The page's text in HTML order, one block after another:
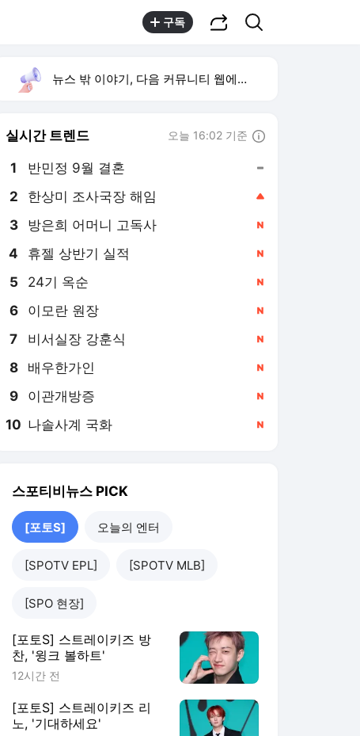
구독
뉴스 밖 이야기, 다음 커뮤니티 웹에서 보기
실시간 트렌드 오늘 16:02 기준
1 반민정 9월 결혼
2 한상미 조사국장 해임
4 휴젤 상반기 실적
5 24기 옥순
6 이모란 원장
7 비서실장 강훈식
8 배우한가인
9 이관개방증
10 나솔사계 국화
스포티비뉴스 PICK
[포토S] 오늘의 엔터
[SPOTV EPL] [SPOTV MLB]
[SPO 현장]
[포토S] 스트레이키즈 방
찬, '윙크 볼하트'
12시간 전
[포토S] 스트레이키즈 리
노, '기대하세요'